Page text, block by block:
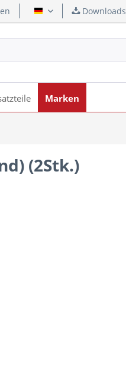
Deutsch Downloads
Marken
(2Stk.)